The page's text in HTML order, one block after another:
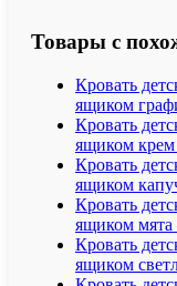
Карты
для
Духовного
Путешествия
Товары с
Кровать
ящиком
Кровать
ящиком
Кровать
ящиком
Кровать
ящиком
Кровать
ящиком